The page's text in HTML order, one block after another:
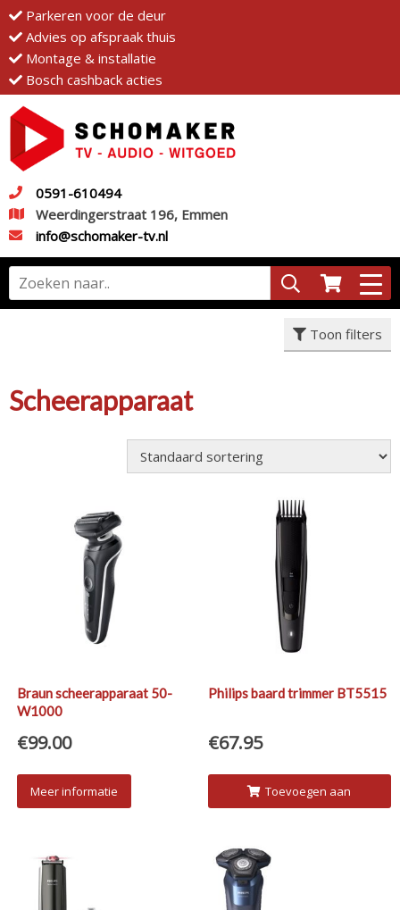
Parkeren voor de deur
Advies op afspraak thuis
Montage & installatie
Bosch cashback acties
0591-610494
Weerdingerstraat 196, Emmen
info@schomaker-tv.nl
Toon filters
Scheerapparaat
Braun scheerapparaat 50-
W1000
€99.00
Meer informatie
Philips baard trimmer BT5515
€67.95
Toevoegen aan